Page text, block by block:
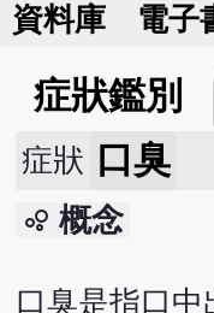
資料庫 電子
症狀鑑別
症狀 口臭
bubble_chart 概念
口臭是指口中